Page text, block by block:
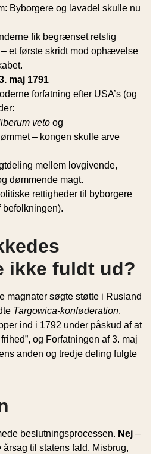
Byborgere og lavadel skulle nu
fik begrænset retslig
– et første skridt mod ophævelse
maj 1791
forfatning efter USA’s (og
veto og
– kongen skulle arve
mellem lovgivende,
dømmende magt.
rettigheder til byborgere
befolkningen).
ikke fuldt ud?
magnater søgte støtte i Rusland
Targowica-konføderation.
ind i 1792 under påskud af at
og Forfatningen af 3. maj
anden og tredje deling fulgte
beslutningsprocessen. Nej –
årsag til statens fald. Misbrug,